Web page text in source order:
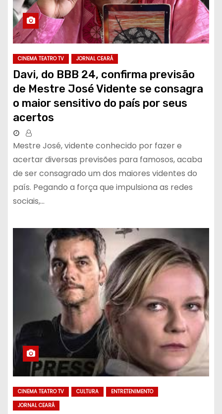
CINEMA TEATRO TV JORNAL CEARÁ
Davi, do BBB 24, confirma previsão
de Mestre José Vidente se consagra
o maior sensitivo do país por seus
acertos
Mestre José, vidente conhecido por fazer e
acertar diversas previsões para famosos, acaba
de ser consagrado um dos maiores videntes do
país. Pegando a força que impulsiona as redes
sociais,…
CINEMA TEATRO TV CULTURA
ENTRETENIMENTO
JORNAL CEARÁ